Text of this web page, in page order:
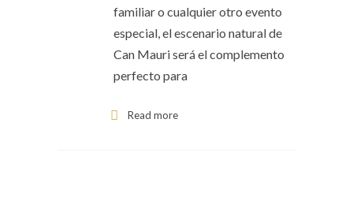
familiar o cualquier otro evento
especial, el escenario natural de
Can Mauri será el complemento
perfecto para
Read more